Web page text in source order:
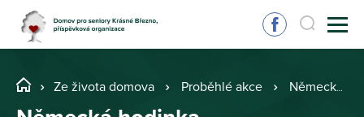
Ze života domova Proběhlé akce Německá hodinka